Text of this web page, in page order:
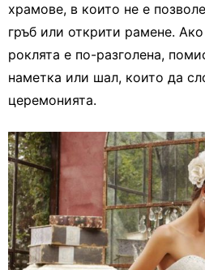
храмове, в които не е
гръб или открити рамене.
роклята е по-разголена,
наметка или шал, които да
церемонията.